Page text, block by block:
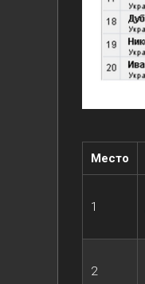
Место
1
2